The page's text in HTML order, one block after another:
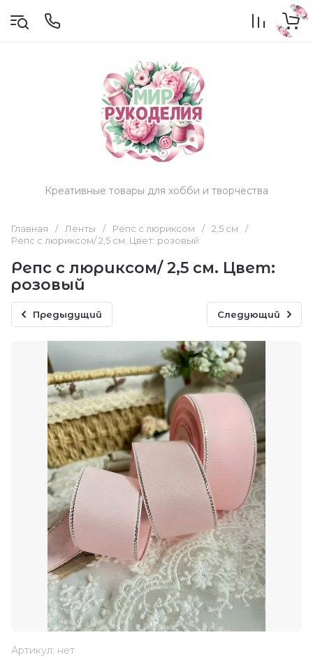
Креативные товары для хобби и творчества
Главная / Ленты / Репс с люриксом / 2,5 см
/
Репс с люриксом/ 2,5 см. Цвет: розовый
Репс с люриксом/ 2,5 см. Цвет:
розовый
Предыдущий Следующий
Артикул: нет